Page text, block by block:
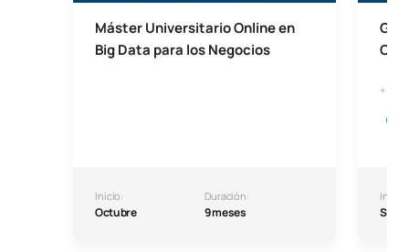
Máster Universitario Online en
Big Data para los Negocios
Inicio:
Octubre
Duración:
9 meses
+
Inicio: